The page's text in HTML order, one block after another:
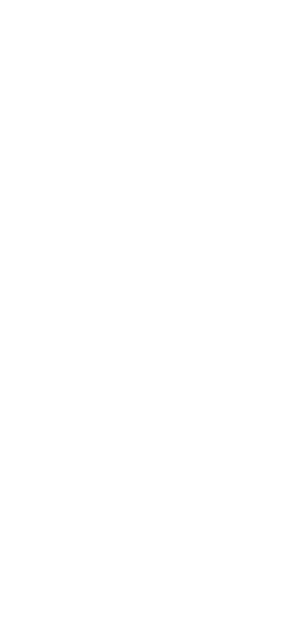
«Sin embargo, un
región intrónica del gen
directamente proteínas,
mensajero, lo que
funcional producida por
Esta deficiencia
resultó en un «desenlace
variantes patogénicas de
no codificantes del
enfermedades raras sin
de Biología Celular de la
del grupo ‘Bases
desarrollo’ del CABD,
Científicas (CSIC), la
Desde 2015, cuando el